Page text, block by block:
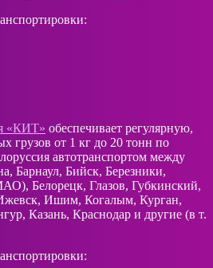
«КИТ» обеспечивает регулярную,
грузов от 1 кг до 20 тонн по
автотранспортом между
Барнаул, Бийск, Березники,
Белорецк, Глазов, Губкинский,
Ижевск, Ишим, Когалым, Курган,
Казань, Краснодар и другие (в т.